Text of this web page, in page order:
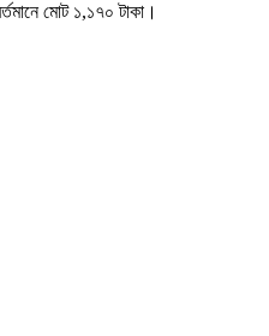
মোট ১,১৭০ টাকা।